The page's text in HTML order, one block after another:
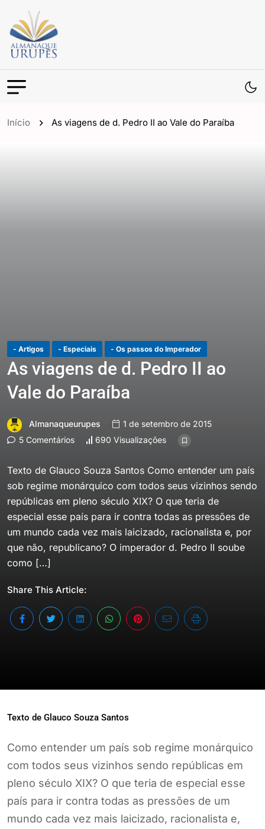
Início As viagens de d. Pedro II ao Vale do Paraíba
- Artigos - Especiais - Os passos do Imperador
As viagens de d. Pedro II ao
Vale do Paraíba
Almanaqueurupes
1 de setembro de 2015
5 Comentários
690 Visualizações
Texto de Glauco Souza Santos Como entender um país
sob regime monárquico com todos seus vizinhos sendo
repúblicas em pleno século XIX? O que teria de
especial esse país para ir contra todas as pressões de
um mundo cada vez mais laicizado, racionalista e, por
que não, republicano? O imperador d. Pedro II soube
como […]
Share This Article:
Texto de Glauco Souza Santos
Como entender um país sob regime monárquico
com todos seus vizinhos sendo repúblicas em
pleno século XIX? O que teria de especial esse
país para ir contra todas as pressões de um
mundo cada vez mais laicizado, racionalista e,